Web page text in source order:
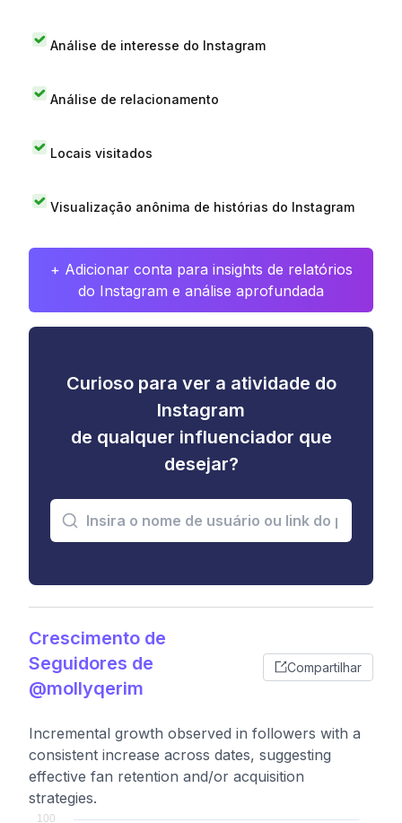
Análise de interesse do Instagram
Análise de relacionamento
Locais visitados
Visualização anônima de histórias do Instagram
+ Adicionar conta para insights de relatórios
do Instagram e análise aprofundada
Curioso para ver a atividade do
Instagram
de qualquer influenciador que
desejar?
Crescimento de
Seguidores de
@mollyqerim
Compartilhar
Incremental growth observed in followers with a
consistent increase across dates, suggesting
effective fan retention and/or acquisition
strategies.